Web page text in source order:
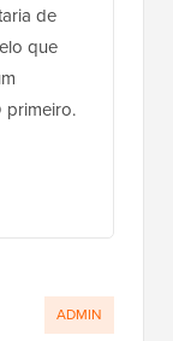
de
que
primeiro.
ADMIN